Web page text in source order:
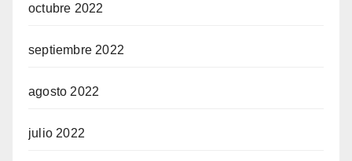
octubre 2022
septiembre 2022
agosto 2022
julio 2022